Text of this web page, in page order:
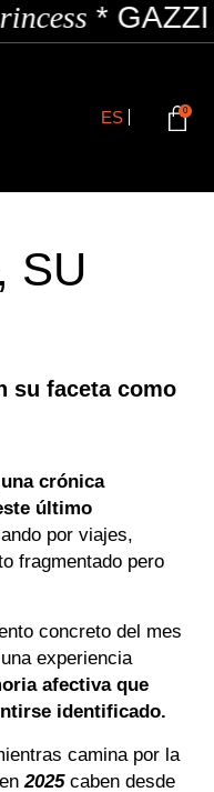
*GAZZI*
ES 0
SU
su faceta como
crónica
último
por viajes,
fragmentado pero
concreto del mes
experiencia
afectiva que
identificado.
camina por la
2025caben desde